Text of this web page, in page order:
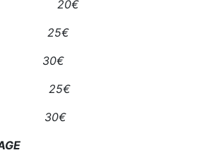
20€
kg 25€
30€
25€
30€